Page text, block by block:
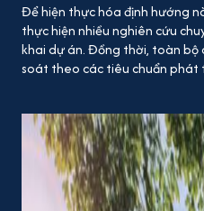
Để hiện thực hóa định hướng
thực hiện nhiều nghiên cứu
khai dự án. Đồng thời, toàn bộ
soát theo các tiêu chuẩn phát